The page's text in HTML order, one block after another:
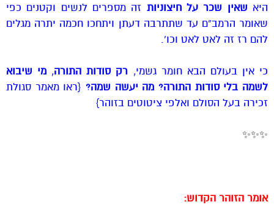
היא שאין שכר על חיצוניות זה מספרים לנשים וקטנים כפי
שאומר הרמב”ם עד שתתרבה דעתן ויתחכו חכמה יתרה מגלים
להם רז זה לאט לאט וכו’.
כי אין בעולם הבא חומר גשמי, רק סודות התורה, מי שיבוא
לשמה בלי סודות התורה? מה יעשה שמה? {ראו מאמר סגולת
זכירה בעל הסולם ואלפי ציטוטים בזוהר}
✨✨✨
אומר הזוהר הקדוש: